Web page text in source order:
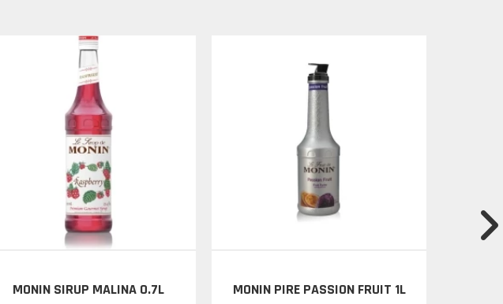
MONIN SIRUP MALINA 0.7L MONIN PIRE PASSION FRUIT 1L